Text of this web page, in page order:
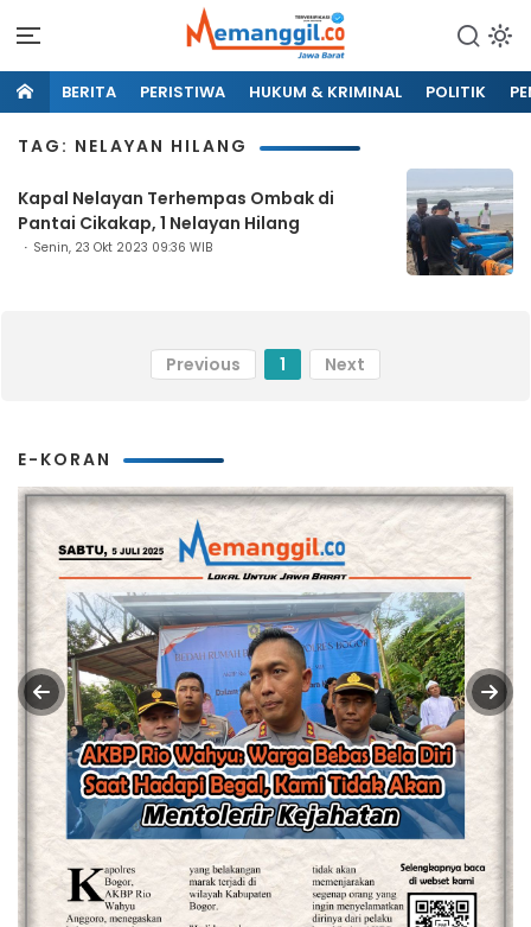
BERITA PERISTIWA HUKUM & KRIMINAL POLITIK
TAG: NELAYAN HILANG
Kapal Nelayan Terhempas Ombak di
Pantai Cikakap, 1 Nelayan Hilang
Senin, 23 Okt 2023 09:36 WIB
Previous 1 Next
E-KORAN